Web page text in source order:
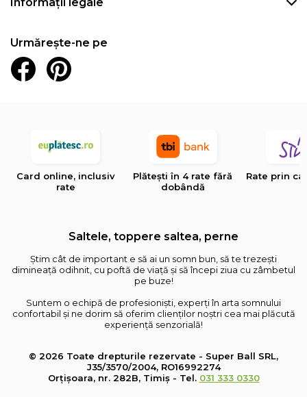
Urmărește-ne pe
Card online, inclusiv
rate
Plătești în 4 rate fără
dobândă
Rate prin
Saltele, toppere saltea, perne
Știm cât de important e să ai un somn bun, să te trezești
dimineață odihnit, cu poftă de viață și să începi ziua cu zâmbetul
pe buze!
Suntem o echipă de profesioniști, experți în arta somnului
confortabil și ne dorim să oferim clienților noștri cea mai plăcută
experiență senzorială!
© 2026 Toate drepturile rezervate - Super Ball SRL,
J35/3570/2004, RO16992274
Orțișoara, nr. 282B, Timiș - Tel. 031 333 0330